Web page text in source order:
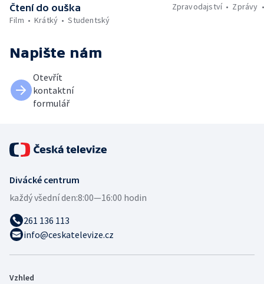
Čtení do ouška
Film
Krátký Studentský
Zpravodajství
Zprávy
Napište nám
Otevřít
kontaktní
formulář
Divácké centrum
každý všední den:8:00—16:00 hodin
261 136 113
info@ceskatelevize.cz
Vzhled